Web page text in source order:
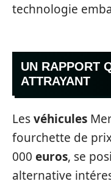
technologie
UN RAPPORT
ATTRAYANT
Lesvéhicules
fourchette de
000 euros, se
alternative